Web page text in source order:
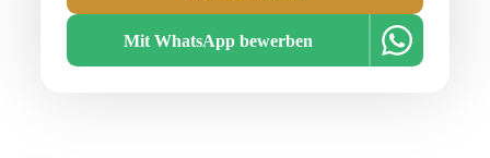
Mit WhatsApp bewerben